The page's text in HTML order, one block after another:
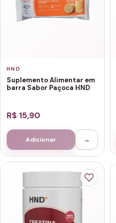
HND
Suplemento Alimentar em
barra Sabor Paçoca HND
R$ 15,90
Adicionar →